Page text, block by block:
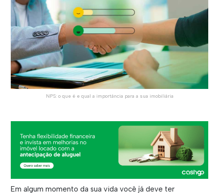
NPS: o que é e qual a importância para a sua imobiliária
Em algum momento da sua vida você já deve ter